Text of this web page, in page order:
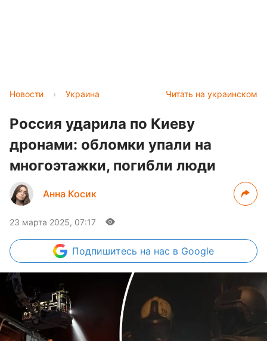
Читать на украинском
Новости › Украина
Россия ударила по Киеву
дронами: обломки упали на
многоэтажки, погибли люди
Анна Косик
23 марта 2025, 07:17
Подпишитесь на нас в Google